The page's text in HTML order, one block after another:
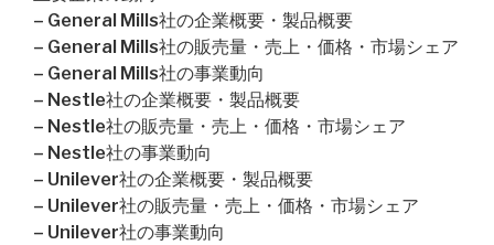
– General Mills社の企業概要・製品概要
– General Mills社の販売量・売上・価格・市場シェア
– General Mills社の事業動向
– Nestle社の企業概要・製品概要
– Nestle社の販売量・売上・価格・市場シェア
– Nestle社の事業動向
– Unilever社の企業概要・製品概要
– Unilever社の販売量・売上・価格・市場シェア
– Unilever社の事業動向